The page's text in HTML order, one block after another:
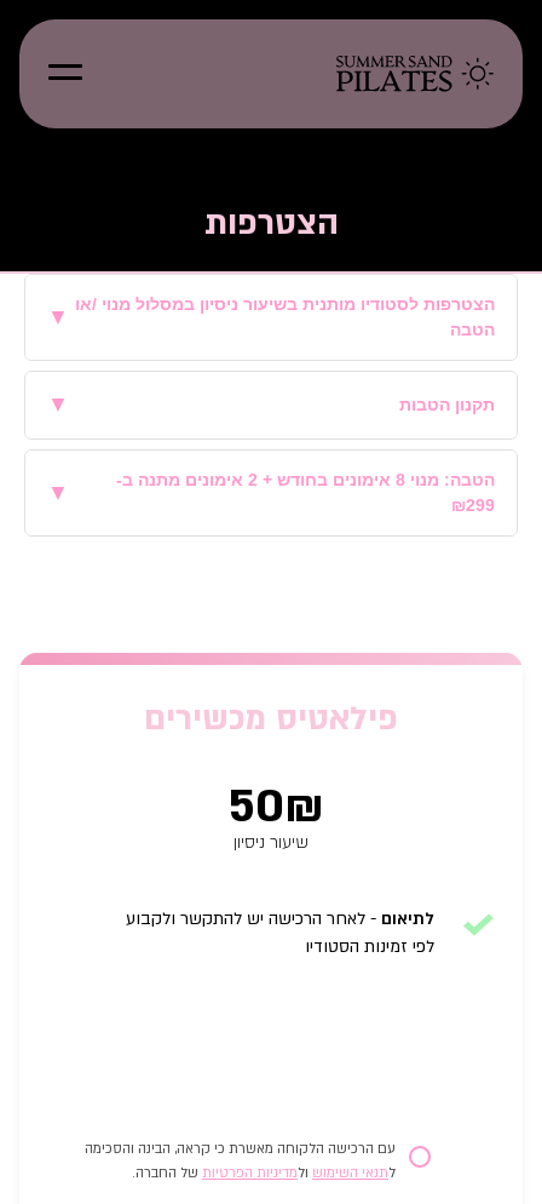
הצטרפות
הצטרפות לסטודיו מותנית בשיעור ניסיון במסלול מנוי /או
הטבה
▼
תקנון הטבות ▼
הטבה: מנוי 8 אימונים בחודש + 2 אימונים מתנה ב-
₪299
▼
פילאטיס מכשירים
50₪
שיעור ניסיון
לתיאום - לאחר הרכישה יש להתקשר ולקבוע
לפי זמינות הסטודיו
עם הרכישה הלקוחה מאשרת כי קראה, הבינה והסכימה
לתנאי השימוש ולמדיניות הפרטיות של החברה.